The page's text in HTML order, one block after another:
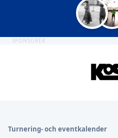
SPONSORER
Turnering- och eventkalender